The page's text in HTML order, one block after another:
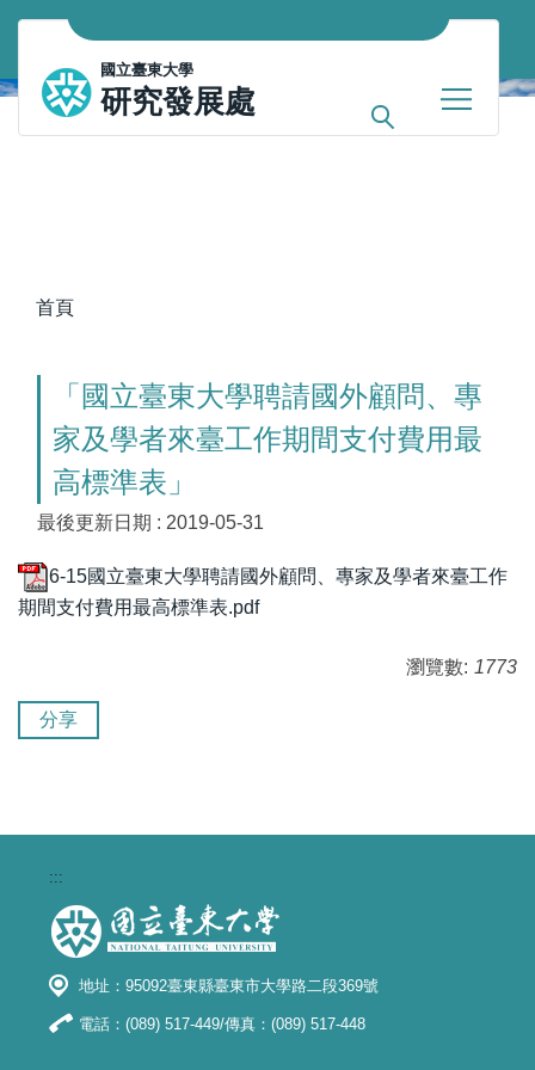
跳
主
內
國立臺東大學
研究發展處
首頁
「國立臺東大學聘請國外顧問、專
家及學者來臺工作期間支付費用最
高標準表」
最後更新日期 : 2019-05-31
6-15國立臺東大學聘請國外顧問、專家及學者來臺工作
期間支付費用最高標準表.pdf
瀏覽數: 1773
分享
:::
地址：95092臺東縣臺東市大學路二段369號
電話：(089) 517-449/傳真：(089) 517-448